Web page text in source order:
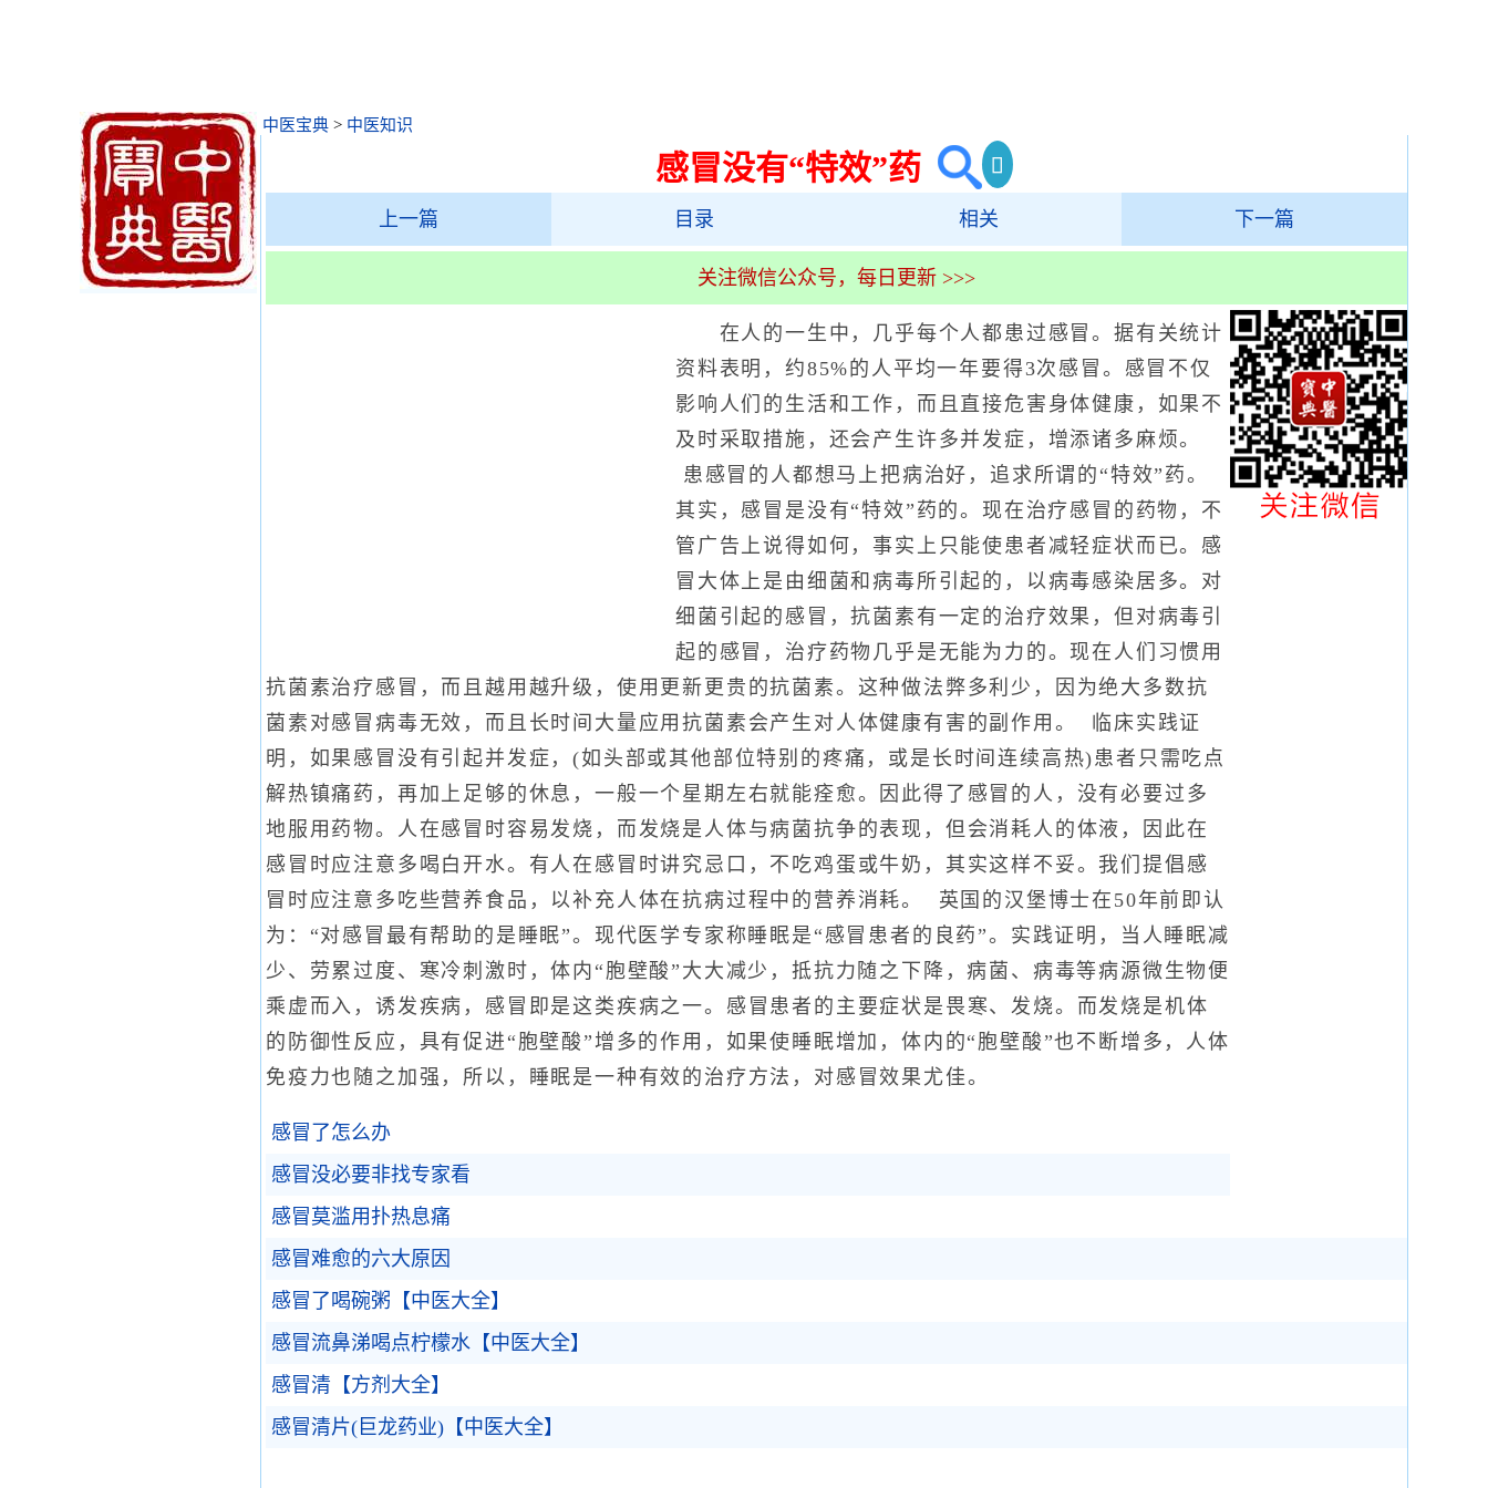
中医宝典 > 中医知识
感冒没有“特效”药
上一篇 目录 相关 下一篇
关注微信公众号，每日更新 >>>
在人的一生中，几乎每个人都患过感冒。据有关统计
资料表明，约85%的人平均一年要得3次感冒。感冒不仅
影响人们的生活和工作，而且直接危害身体健康，如果不
及时采取措施，还会产生许多并发症，增添诸多麻烦。
患感冒的人都想马上把病治好，追求所谓的“特效”药。
其实，感冒是没有“特效”药的。现在治疗感冒的药物，不
管广告上说得如何，事实上只能使患者减轻症状而已。感
冒大体上是由细菌和病毒所引起的，以病毒感染居多。对
细菌引起的感冒，抗菌素有一定的治疗效果，但对病毒引
起的感冒，治疗药物几乎是无能为力的。现在人们习惯用
抗菌素治疗感冒，而且越用越升级，使用更新更贵的抗菌素。这种做法弊多利少，因为绝大多数抗
菌素对感冒病毒无效，而且长时间大量应用抗菌素会产生对人体健康有害的副作用。 临床实践证
明，如果感冒没有引起并发症，(如头部或其他部位特别的疼痛，或是长时间连续高热)患者只需吃点
解热镇痛药，再加上足够的休息，一般一个星期左右就能痊愈。因此得了感冒的人，没有必要过多
地服用药物。人在感冒时容易发烧，而发烧是人体与病菌抗争的表现，但会消耗人的体液，因此在
感冒时应注意多喝白开水。有人在感冒时讲究忌口，不吃鸡蛋或牛奶，其实这样不妥。我们提倡感
冒时应注意多吃些营养食品，以补充人体在抗病过程中的营养消耗。 英国的汉堡博士在50年前即认
为：“对感冒最有帮助的是睡眠”。现代医学专家称睡眠是“感冒患者的良药”。实践证明，当人睡眠减
少、劳累过度、寒冷刺激时，体内“胞壁酸”大大减少，抵抗力随之下降，病菌、病毒等病源微生物便
乘虚而入，诱发疾病，感冒即是这类疾病之一。感冒患者的主要症状是畏寒、发烧。而发烧是机体
的防御性反应，具有促进“胞壁酸”增多的作用，如果使睡眠增加，体内的“胞壁酸”也不断增多，人体
免疫力也随之加强，所以，睡眠是一种有效的治疗方法，对感冒效果尤佳。
感冒了怎么办
感冒没必要非找专家看
感冒莫滥用扑热息痛
感冒难愈的六大原因
感冒了喝碗粥【中医大全】
感冒流鼻涕喝点柠檬水【中医大全】
感冒清【方剂大全】
感冒清片(巨龙药业)【中医大全】